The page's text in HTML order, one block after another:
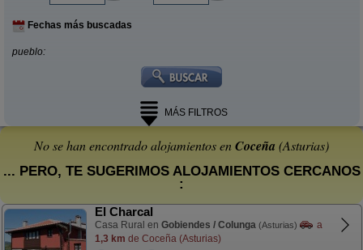
Fechas más buscadas
pueblo:
MÁS FILTROS
No se han encontrado alojamientos enCoceña (Asturias)
... PERO, TE SUGERIMOS ALOJAMIENTOS CERCANOS
:
El Charcal
Casa Rural en Gobiendes / Colunga (Asturias)
a
1,3 km de Coceña (Asturias)